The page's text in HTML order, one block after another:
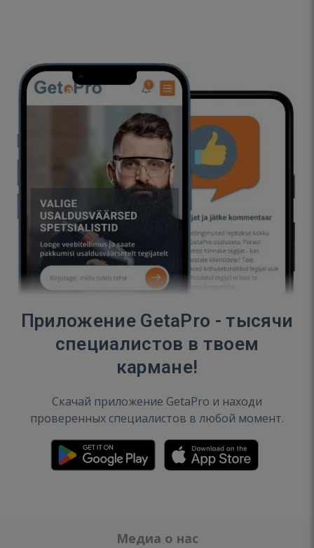
Приложение GetaPro - тысячи
специалистов в твоем
кармане!
Скачай приложение GetaPro и находи
проверенных специалистов в любой момент.
Медиа о нас